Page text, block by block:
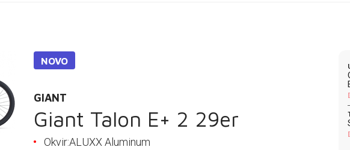
NOVO
GIANT
Giant Talon E+ 2 29er
Okvir:ALUXX Aluminum